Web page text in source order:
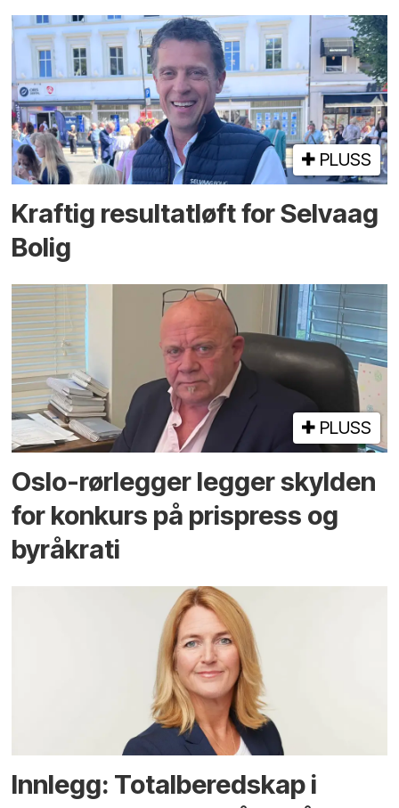
PLUSS
Kraftig resultatløft for Selvaag
Bolig
PLUSS
Oslo-rørlegger legger skylden
for konkurs på prispress og
byråkrati
Innlegg: Totalberedskap i